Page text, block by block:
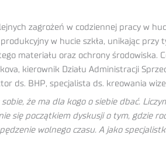
zagrożeń w codziennej pracy w
w hucie szkła, unikając
materiału oraz ochrony środowiska.
kierownik Działu Administracji
ds. BHP, specjalista ds. kreowania
że ma dla kogo o siebie dbać.
się początkiem dyskusji o tym, gdzie
wolnego czasu. A jako